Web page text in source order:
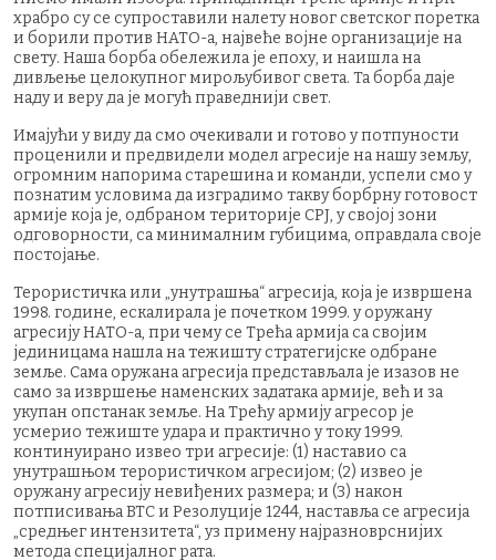
храбро су се супроставили налету новог светског поретка
и борили против НАТО-а, највеће војне организације на
свету. Наша борба обележила је епоху, и наишла на
дивљење целокупног мирољубивог света. Та борба даје
наду и веру да је могућ праведнији свет.
Имајући у виду да смо очекивали и готово у потпуности
проценили и предвидели модел агресије на нашу земљу,
огромним напорима старешина и команди, успели смо у
познатим условима да изградимо такву борбрну готовост
армије која је, одбраном територије СРЈ, у својој зони
одговорности, са минималним губицима, оправдала своје
постојање.
Терористичка или „унутрашња“ агресија, која је извршена
1998. године, ескалирала је почетком 1999. у оружану
агресију НАТО-а, при чему се Трећа армија са својим
јединицама нашла на тежишту стратегијске одбране
земље. Сама оружана агресија представљала је изазов не
само за извршење наменских задатака армије, већ и за
укупан опстанак земље. На Трећy армијy агресор је
усмерио тежиште удара и практично у току 1999.
континуирано извео три агресије: (1) наставио са
унутрашњом терористичком агресијом; (2) извео је
оружану агресију невиђених размера; и (3) након
потписивања ВТС и Резолуције 1244, наставља се агресија
„средњег интензитета“, уз примену најразноврснијих
метода специјалног рата.